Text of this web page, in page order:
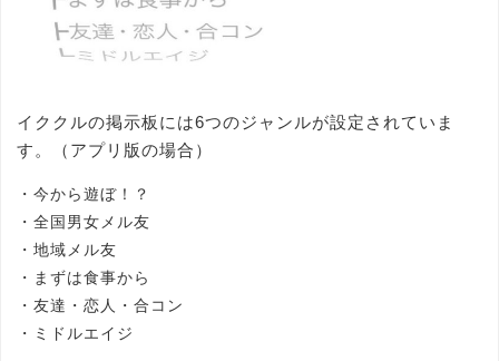
イククルの掲示板には6つのジャンルが設定されていま
す。（アプリ版の場合）
・今から遊ぼ！？
・全国男女メル友
・地域メル友
・まずは食事から
・友達・恋人・合コン
・ミドルエイジ